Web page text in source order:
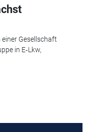
Gesellschaft
in E‑Lkw,